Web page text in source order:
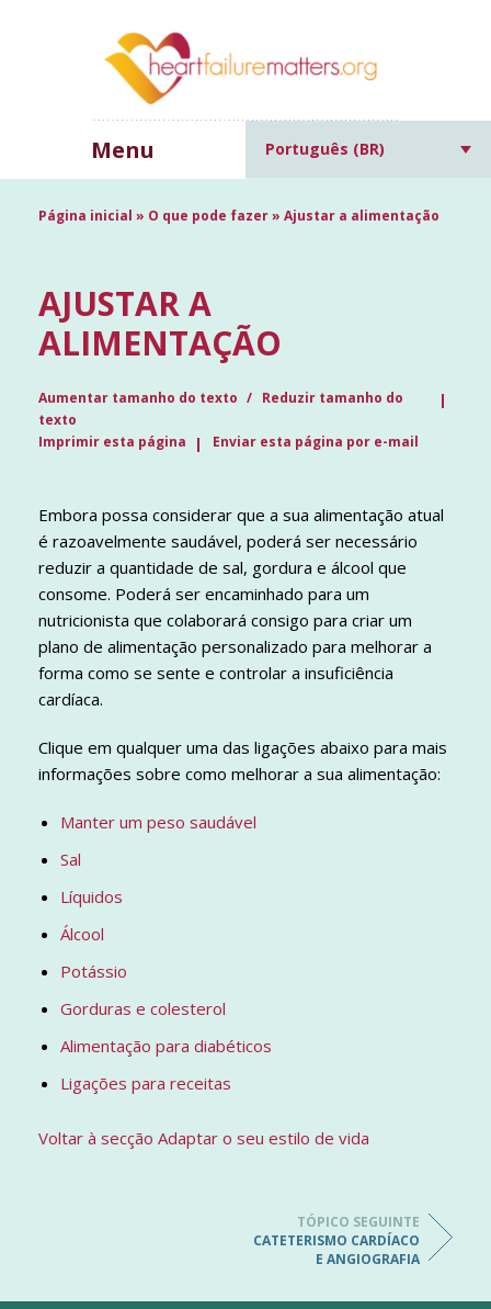
Menu Português (BR)
Página inicial » O que pode fazer» Ajustar a alimentação
AJUSTAR A
ALIMENTAÇÃO
Aumentar tamanho do texto
Reduzir tamanho do
texto
Imprimir esta página
Enviar esta página por e-mail
Embora possa considerar que a sua alimentação atual
é razoavelmente saudável, poderá ser necessário
reduzir a quantidade de sal, gordura e álcool que
consome. Poderá ser encaminhado para um
nutricionista que colaborará consigo para criar um
plano de alimentação personalizado para melhorar a
forma como se sente e controlar a insuficiência
cardíaca.
Clique em qualquer uma das ligações abaixo para mais
informações sobre como melhorar a sua alimentação:
Manter um peso saudável
Sal
Líquidos
Álcool
Potássio
Gorduras e colesterol
Alimentação para diabéticos
Ligações para receitas
Voltar à secção Adaptar o seu estilo de vida
TÓPICO SEGUINTE
CATETERISMO CARDÍACO
E ANGIOGRAFIA